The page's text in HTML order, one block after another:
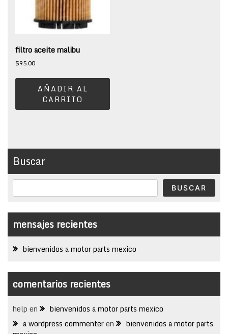
filtro aceite malibu
$95.00
AÑADIR AL
CARRITO
Buscar
BUSCAR
mensajes recientes
bienvenidos a motor parts mexico
comentarios recientes
help en
bienvenidos a motor parts mexico
a wordpress commenteren
bienvenidos a motor parts